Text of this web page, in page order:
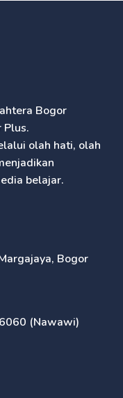
Bogor
Plus.
olah hati, olah
belajar.
Bogor
(Nawawi)